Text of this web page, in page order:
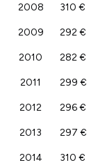
2008 310 €
2009 292 €
2010 282 €
2011 299 €
2012 296 €
2013 297 €
2014 310 €